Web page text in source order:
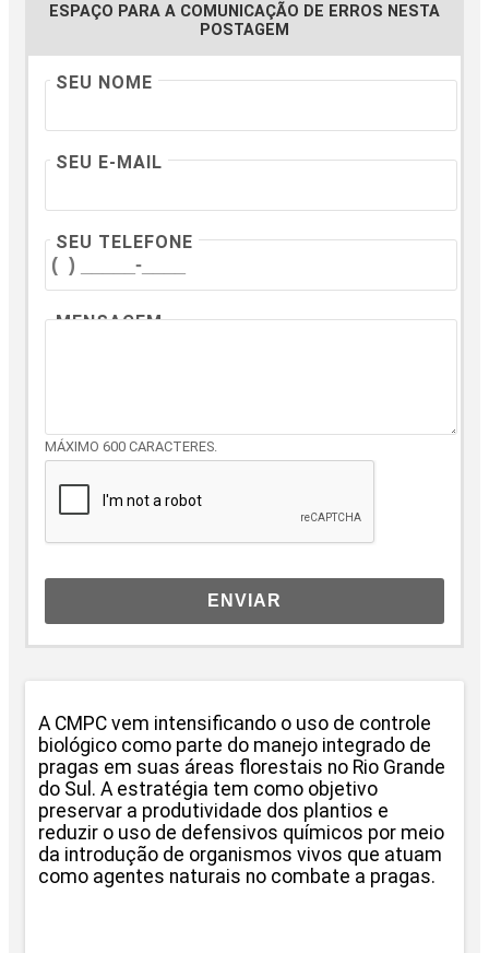
ESPAÇO PARA A COMUNICAÇÃO DE ERROS NESTA
POSTAGEM
SEU NOME
SEU E-MAIL
SEU TELEFONE
MENSAGEM
MÁXIMO 600 CARACTERES.
ENVIAR
A CMPC vem intensificando o uso de controle
biológico como parte do manejo integrado de
pragas em suas áreas florestais no Rio Grande
do Sul. A estratégia tem como objetivo
preservar a produtividade dos plantios e
reduzir o uso de defensivos químicos por meio
da introdução de organismos vivos que atuam
como agentes naturais no combate a pragas.